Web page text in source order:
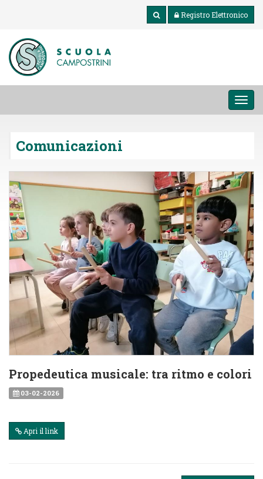
Registro Elettronico
Comunicazioni
Propedeutica musicale: tra ritmo e colori
03-02-2026
Apri il link